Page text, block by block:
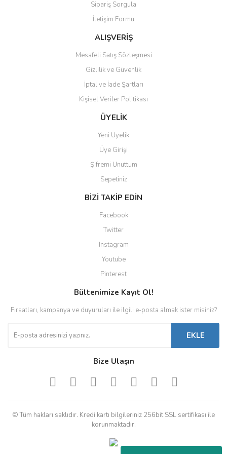
Ürün bilgilerinde hatalar bulunuyor.
Ürün fiyatı diğer sitelerden daha pahalı.
Bu ürüne benzer farklı alternatifler olmalı.
Gönder
Sipariş Sorgula
İletişim Formu
ALIŞVERİŞ
Mesafeli Satış Sözleşmesi
Gizlilik ve Güvenlik
İptal ve İade Şartları
Kişisel Veriler Politikası
ÜYELİK
Yeni Üyelik
Üye Girişi
Şifremi Unuttum
Sepetiniz
BİZİ TAKİP EDİN
Facebook
Twitter
Instagram
Youtube
Pinterest
Bültenimize Kayıt Ol!
Fırsatları, kampanya ve duyuruları ile ilgili e-posta almak ister misiniz?
EKLE
Bize Ulaşın
© Tüm hakları saklıdır. Kredi kartı bilgileriniz 256bit SSL sertifikası ile
korunmaktadır.